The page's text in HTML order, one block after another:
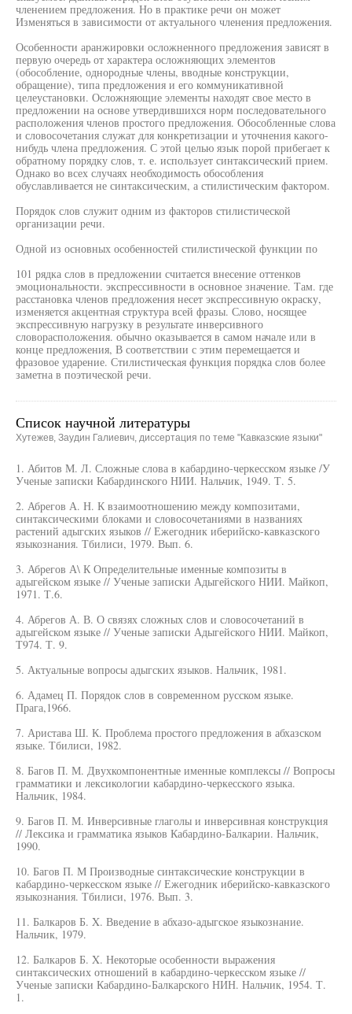
членением предложения. Но в практике речи он может
Изменяться в зависимости от актуального членения предложения.
Особенности аранжировки осложненного предложения зависят в
первую очередь от характера осложняющих элементов
(обособление, однородные члены, вводные конструкции,
обращение), типа предложения и его коммуникативной
целеустановки. Осложняющие элементы находят свое место в
предложении на основе утвердившихся норм последовательного
расположения членов простого предложения. Обособленные слова
и словосочетания служат для конкретизации и уточнения какого-
нибудь члена предложения. С этой целью язык порой прибегает к
обратному порядку слов, т. е. использует синтаксический прием.
Однако во всех случаях необходимость обособления
обуславливается не синтаксическим, а стилистическим фактором.
Порядок слов служит одним из факторов стилистической
организации речи.
Одной из основных особенностей стилистической функции по
101 рядка слов в предложении считается внесение оттенков
эмоциональности. экспрессивности в основное значение. Там. где
расстановка членов предложения несет экспрессивную окраску,
изменяется акцентная структура всей фразы. Слово, носящее
экспрессивную нагрузку в результате инверсивного
словорасположения. обычно оказывается в самом начале или в
конце предложения, В соответствии с этим перемещается и
фразовое ударение. Стилистическая функция порядка слов более
заметна в поэтической речи.
Список научной литературы
Хутежев, Заудин Галиевич, диссертация по теме "Кавказские языки"
1. Абитов М. Л. Сложные слова в кабардино-черкесском языке /У
Ученые записки Кабардинского НИИ. Нальчик, 1949. Т. 5.
2. Абрегов А. Н. К взаимоотношению между композитами,
синтаксическими блоками и словосочетаниями в названиях
растений адыгских языков // Ежегодник иберийско-кавказского
языкознания. Тбилиси, 1979. Вып. 6.
3. Абрегов А\ К Определительные именные композиты в
адыгейском языке // Ученые записки Адыгейского НИИ. Майкоп,
1971. Т.6.
4. Абрегов А. В. О связях сложных слов и словосочетаний в
адыгейском языке // Ученые записки Адыгейского НИИ. Майкоп,
Т974. Т. 9.
5. Актуальные вопросы адыгских языков. Нальчик, 1981.
6. Адамец П. Порядок слов в современном русском языке.
Прага,1966.
7. Аристава Ш. К. Проблема простого предложения в абхазском
языке. Тбилиси, 1982.
8. Багов П. М. Двухкомпонентные именные комплексы // Вопросы
грамматики и лексикологии кабардино-черкесского языка.
Нальчик, 1984.
9. Багов П. М. Инверсивные глаголы и инверсивная конструкция
// Лексика и грамматика языков Кабардино-Балкарии. Нальчик,
1990.
10. Багов П. М Производные синтаксические конструкции в
кабардино-черкесском языке // Ежегодник иберийско-кавказского
языкознания. Тбилиси, 1976. Вып. 3.
11. Балкаров Б. X. Введение в абхазо-адыгское языкознание.
Нальчик, 1979.
12. Балкаров Б. X. Некоторые особенности выражения
синтаксических отношений в кабардино-черкесском языке //
Ученые записки Кабардино-Балкарского НИН. Нальчик, 1954. Т.
1.